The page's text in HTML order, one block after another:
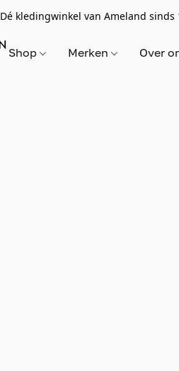
Dé kledingwinkel van Ameland
Shop Merken Over